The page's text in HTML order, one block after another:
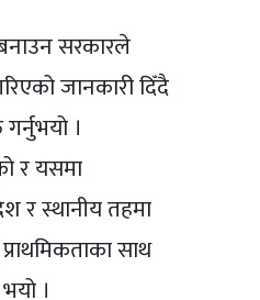
बनाउन सरकारले
जानकारी दिँदै
।
र यसमा
र स्थानीय तहमा
साथ
।